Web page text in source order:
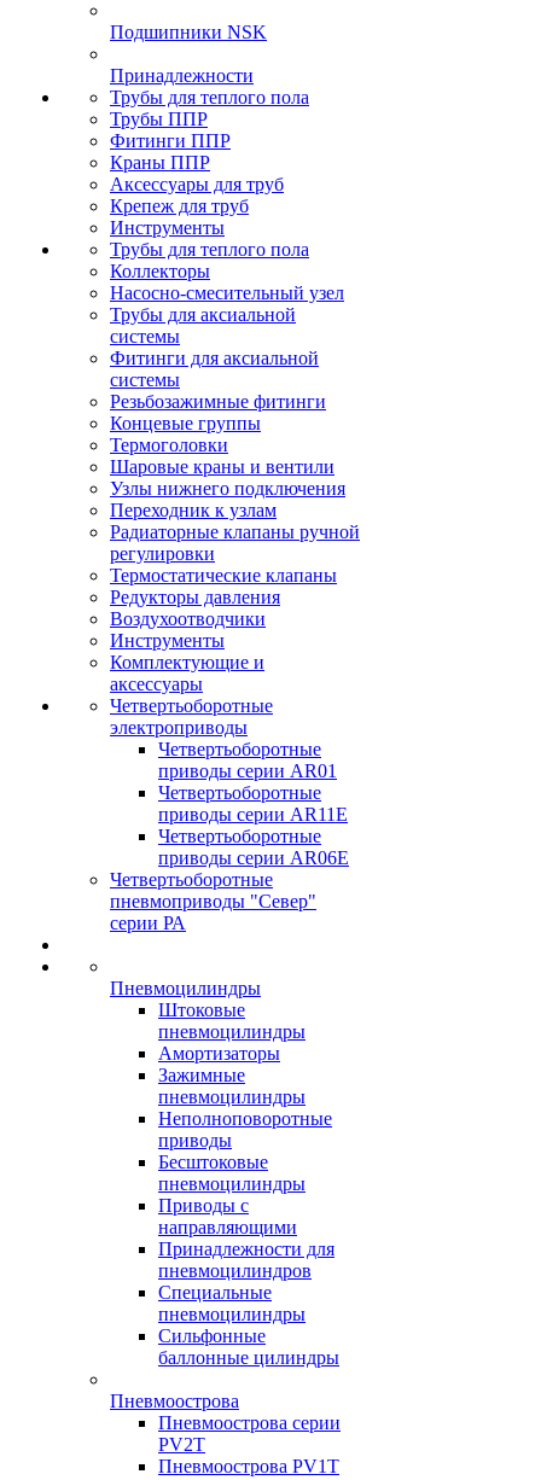
Подшипники NSK
Принадлежности
Трубы для теплого пола
Трубы ППР
Фитинги ППР
Краны ППР
Аксессуары для труб
Крепеж для труб
Инструменты
Трубы для теплого пола
Коллекторы
Насосно-смесительный узел
Трубы для аксиальной
системы
Фитинги для аксиальной
системы
Резьбозажимные фитинги
Концевые группы
Термоголовки
Шаровые краны и вентили
Узлы нижнего подключения
Переходник к узлам
Радиаторные клапаны ручной
регулировки
Термостатические клапаны
Редукторы давления
Воздухоотводчики
Инструменты
Комплектующие и
аксессуары
Четвертьоборотные
электроприводы
Четвертьоборотные
приводы серии AR01
Четвертьоборотные
приводы серии AR11E
Четвертьоборотные
приводы серии AR06E
Четвертьоборотные
пневмоприводы "Север"
серии РА
Пневмоцилиндры
Штоковые
пневмоцилиндры
Амортизаторы
Зажимные
пневмоцилиндры
Неполноповоротные
приводы
Бесштоковые
пневмоцилиндры
Приводы с
направляющими
Принадлежности для
пневмоцилиндров
Специальные
пневмоцилиндры
Сильфонные
баллонные цилиндры
Пневмоострова
Пневмоострова серии
PV2T
Пневмоострова PV1T